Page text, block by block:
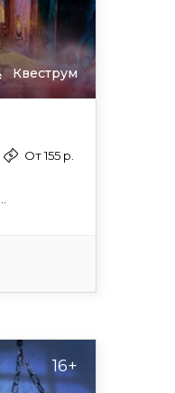
Квеструм
От 155 р.
16+